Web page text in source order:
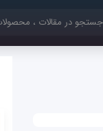
کلیدی خود را وارد کنید